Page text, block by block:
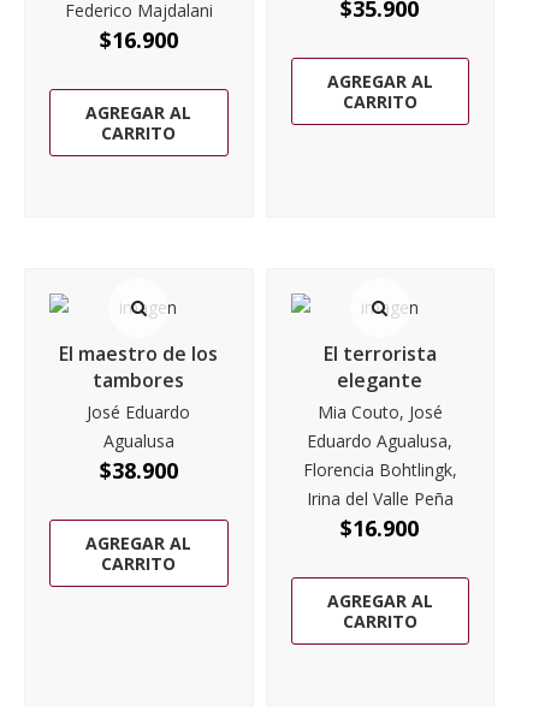
Federico Majdalani
$16.900
AGREGAR AL
CARRITO
$35.900
AGREGAR AL
CARRITO
El maestro de los
tambores
José Eduardo
Agualusa
$38.900
AGREGAR AL
CARRITO
El terrorista
elegante
Mia Couto, José
Eduardo Agualusa,
Florencia Bohtlingk,
Irina del Valle Peña
$16.900
AGREGAR AL
CARRITO